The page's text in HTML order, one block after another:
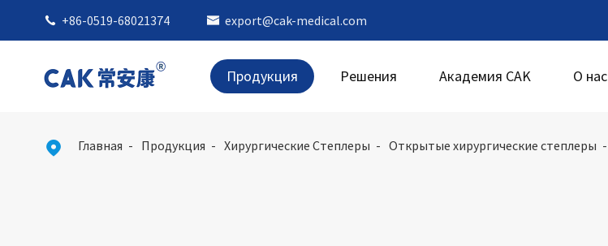
 +86-0519-68021374  export@cak-medical.com
Продукция Решения Академия CAK О нас
 Главная Продукция Хирургические Степлеры Открытые хирургические степлеры